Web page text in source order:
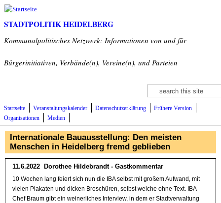
Direkt zum Inhalt
STADTPOLITIK HEIDELBERG
Kommunalpolitisches Netzwerk: Informationen von und für
Bürgerinitiativen, Verbände(n), Vereine(n), und Parteien
Suchformular
Suche
Startseite Veranstaltungskalender Datenschutzerklärung
Frühere Version
Organisationen
Medien
Internationale Bauausstellung: Den meisten
Menschen in Heidelberg fremd geblieben
11.6.2022 Dorothee Hildebrandt - Gastkommentar
10 Wochen lang feiert sich nun die IBA selbst mit großem Aufwand, mit
vielen Plakaten und dicken Broschüren, selbst welche ohne Text. IBA-
Chef Braum gibt ein weinerliches Interview, in dem er Stadtverwaltung